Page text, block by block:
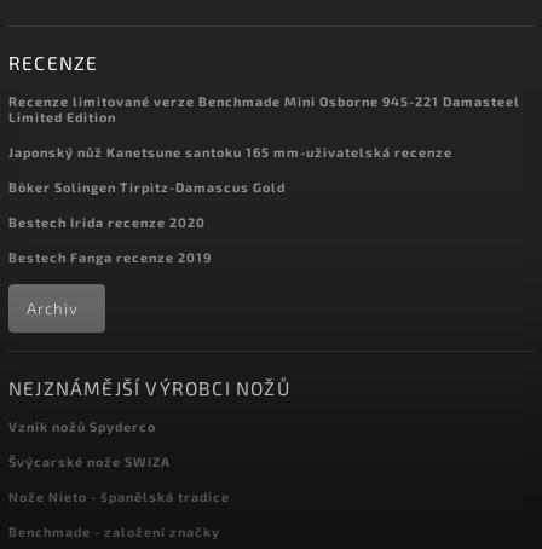
RECENZE
Recenze limitované verze Benchmade Mini Osborne 945-221 Damasteel
Limited Edition
Japonský nůž Kanetsune santoku 165 mm-uživatelská recenze
Böker Solingen Tirpitz-Damascus Gold
Bestech Irida recenze 2020
Bestech Fanga recenze 2019
Archiv
NEJZNÁMĚJŠÍ VÝROBCI NOŽŮ
Vznik nožů Spyderco
Švýcarské nože SWIZA
Nože Nieto - španělská tradice
Benchmade - založení značky